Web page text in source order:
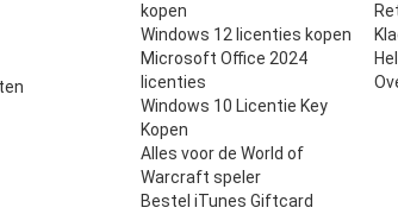
kopen
Windows 12 licenties kopen
Microsoft Office 2024
licenties
Windows 10 Licentie Key
Kopen
Alles voor de World of
Warcraft speler
Bestel iTunes Giftcard